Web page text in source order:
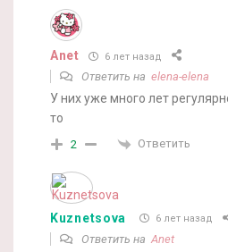
Anet 6 лет назад
Ответить на elena-elena
У них уже много лет
то
2 Ответить
Kuznetsova 6 лет назад
Ответить на Anet